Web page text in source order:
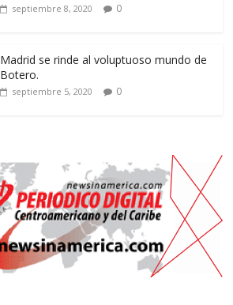
septiembre 8, 2020 0
Madrid se rinde al voluptuoso mundo de
Botero.
septiembre 5, 2020 0